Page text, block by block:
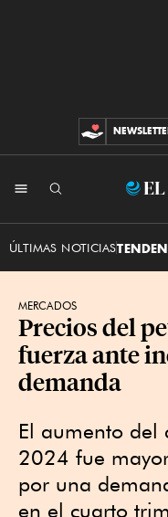
ÚLTIMAS NOTICIAS
MERCADOS
Precios del
fuerza ante
demanda
El aumento del
2024 fue
por una
en el cuarto